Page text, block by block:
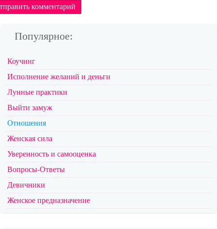
комментарий
Популярное:
Коучинг
Исполнение желаний и деньги
Лунные практики
Выйти замуж
Отношения
Женская сила
Уверенность и самооценка
Вопросы-Ответы
Девичники
Женское предназначение